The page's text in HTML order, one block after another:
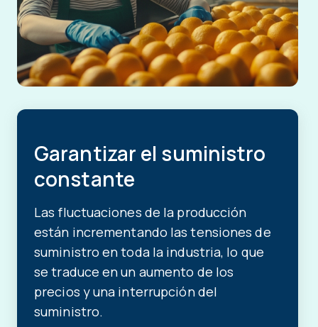
Garantizar el suministro
constante
Las fluctuaciones de la producción
están incrementando las tensiones de
suministro en toda la industria, lo que
se traduce en un aumento de los
precios y una interrupción del
suministro.